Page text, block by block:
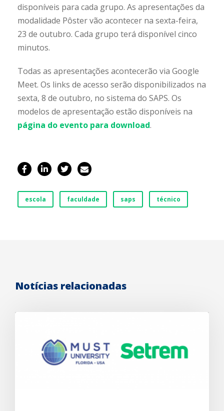
disponíveis para cada grupo. As apresentações da
modalidade Pôster vão acontecer na sexta-feira,
23 de outubro. Cada grupo terá disponível cinco
minutos.
Todas as apresentações acontecerão via Google
Meet. Os links de acesso serão disponibilizados na
sexta, 8 de outubro, no sistema do SAPS. Os
modelos de apresentação estão disponíveis na
página do evento para download.
escola faculdade saps técnico
Notícias relacionadas